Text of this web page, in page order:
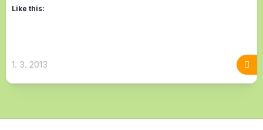
Like this:
1. 3. 2013